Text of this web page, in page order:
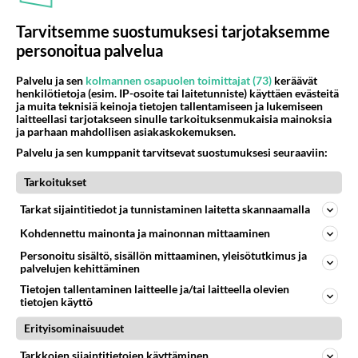
Hymytään jos tavataan..*vilk*
Äänestä
Kommentoi aloitusta...
Takaisin ylös
LUETUIMMAT KESKUSTELUT
PÄIVÄ VIIKKO KUUKAUSI
kenen näköinen
kaivattusi on ?
07.08.2026 16:24
Ikävä
Tarvitsemme suostumuksesi tarjotaksemme
personoitua palvelua
Palvelu ja sen kolmannen osapuolen toimittajat (73) keräävät
henkilötietoja (esim. IP-osoite tai laitetunniste) käyttäen evästeitä
ja muita teknisiä keinoja tietojen tallentamiseen ja lukemiseen
laitteellasi tarjotakseen sinulle tarkoituksenmukaisia mainoksia
ja parhaan mahdollisen asiakaskokemuksen.
Palvelu ja sen kumppanit tarvitsevat suostumuksesi seuraaviin:
Tarkoitukset
Tarkat sijaintitiedot ja tunnistaminen laitetta skannaamalla
Kohdennettu mainonta ja mainonnan mittaaminen
Personoitu sisältö, sisällön mittaaminen, yleisötutkimus ja
palvelujen kehittäminen
Tietojen tallentaminen laitteelle ja/tai laitteella olevien
tietojen käyttö
Erityisominaisuudet